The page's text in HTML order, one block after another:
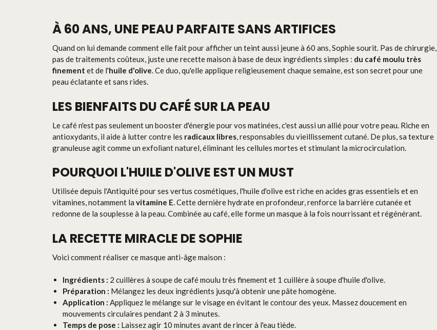
À 60 ANS, UNE PEAU PARFAITE SANS ARTIFICES
Quand on lui demande comment elle fait pour afficher un teint aussi jeune à 60 ans, Sophie sourit. Pas de chirurgie,
pas de traitements coûteux, juste une recette maison à base de deux ingrédients simples : du café moulu très
finement et de l'huile d'olive. Ce duo, qu'elle applique religieusement chaque semaine, est son secret pour une
peau éclatante et sans rides.
LES BIENFAITS DU CAFÉ SUR LA PEAU
Le café n'est pas seulement un booster d'énergie pour vos matinées, c'est aussi un allié pour votre peau. Riche en
antioxydants, il aide à lutter contre les radicaux libres , responsables du vieillissement cutané. De plus, sa texture
granuleuse agit comme un exfoliant naturel, éliminant les cellules mortes et stimulant la microcirculation.
POURQUOI L'HUILE D'OLIVE EST UN MUST
Utilisée depuis l'Antiquité pour ses vertus cosmétiques, l'huile d'olive est riche en acides gras essentiels et en
vitamines, notamment la vitamine E. Cette dernière hydrate en profondeur, renforce la barrière cutanée et
redonne de la souplesse à la peau. Combinée au café, elle forme un masque à la fois nourrissant et régénérant.
LA RECETTE MIRACLE DE SOPHIE
Voici comment réaliser ce masque anti-âge maison :
Ingrédients : 2 cuillères à soupe de café moulu très finement et 1 cuillère à soupe d'huile d'olive.
Préparation : Mélangez les deux ingrédients jusqu'à obtenir une pâte homogène.
Application : Appliquez le mélange sur le visage en évitant le contour des yeux. Massez doucement en
mouvements circulaires pendant 2 à 3 minutes.
Temps de pose : Laissez agir 10 minutes avant de rincer à l'eau tiède.